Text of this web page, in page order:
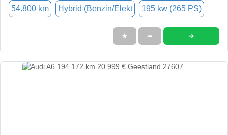
54.800 km Hybrid (Benzin/Elekt 195 kw (265 PS)
★ ➦ ➜